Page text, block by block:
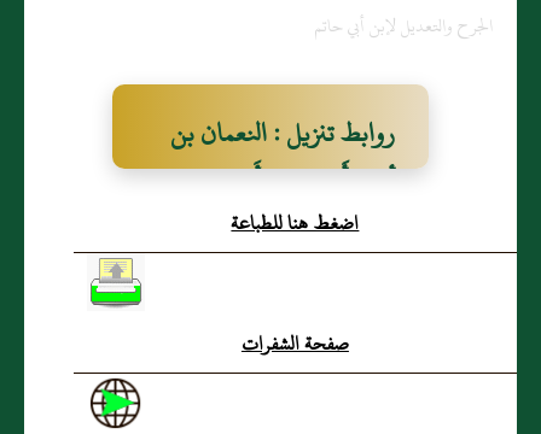
الجرح والتعديل لإبن أبي حاتم
روابط تنزيل : النعمان بن
أشيم أَبو هند الأَشجَعي،
كُوفيٌّاضغط هنا للطباعة
صفحة الشفرات